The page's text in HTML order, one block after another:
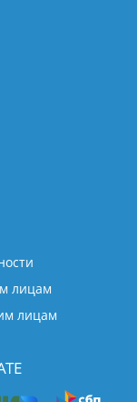
лицам
лицам